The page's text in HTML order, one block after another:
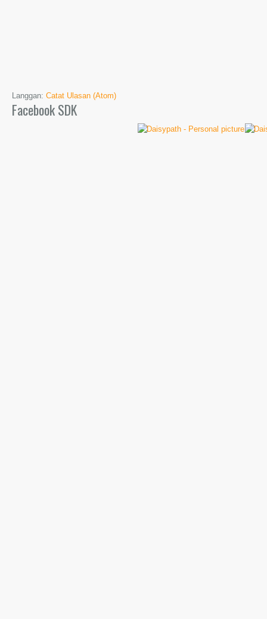
Langgan: Catat Ulasan (Atom)
Facebook SDK